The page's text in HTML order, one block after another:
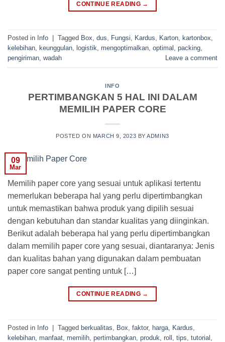
CONTINUE READING →
Posted in Info Tagged Box, dus, Fungsi, Kardus, Karton, kartonbox,
kelebihan, keunggulan, logistik, mengoptimalkan, optimal , packing,
pengiriman, wadah Leave a comment
INFO
PERTIMBANGKAN 5 HAL INI DALAM
MEMILIH PAPER CORE
POSTED ON MARCH 9, 2023 BYADMIN3
09
Mar
Memilih paper core yang sesuai untuk aplikasi tertentu
memerlukan beberapa hal yang perlu dipertimbangkan
untuk memastikan bahwa produk yang dipilih sesuai
dengan kebutuhan dan standar kualitas yang diinginkan.
Berikut adalah beberapa hal yang perlu dipertimbangkan
dalam memilih paper core yang sesuai, diantaranya: Jenis
dan kualitas bahan yang digunakan dalam pembuatan
paper core sangat penting untuk […]
CONTINUE READING →
Posted in Info Tagged berkualitas Box faktor, harga Kardus
kelebihan manfaat memilih pertimbangkan produk roll tips tutorial